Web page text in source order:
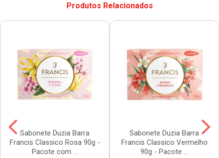
Produtos Relacionados
Sabonete Duzia Barra
Francis Classico Rosa 90g -
Pacote com ...
Sabonete Duzia Barra
Francis Classico Vermelho
90g - Pacote ...